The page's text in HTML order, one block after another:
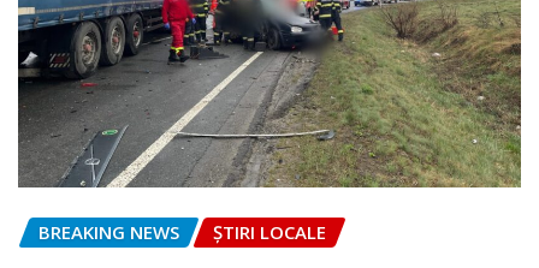
BREAKING NEWS ȘTIRI LOCALE